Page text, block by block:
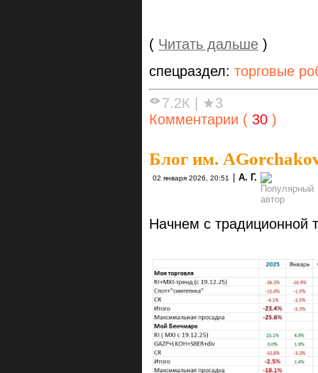
( Читать дальше )
спецраздел: торговые
7.2К
★3
Комментарии ( 30 )
Блог им.
02 января 2026, 20:51 А. Г.
Начнем с традиционной